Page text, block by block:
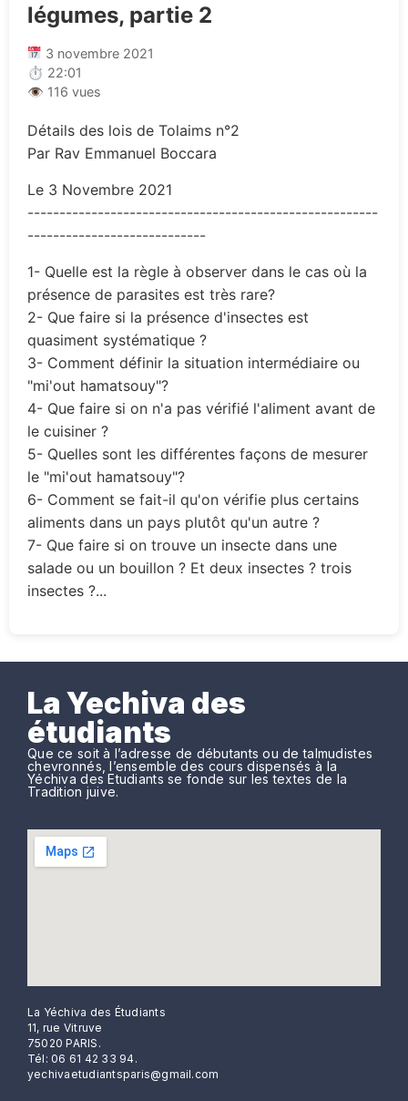
légumes, partie 2
3 novembre 2021
⏱ 22:01
👁 116 vues
Détails des lois de Tolaims n°2
Par Rav Emmanuel Boccara
Le 3 Novembre 2021
-------------------------------------------------------
----------------------------
1- Quelle est la règle à observer dans le cas où la
présence de parasites est très rare?
2- Que faire si la présence d'insectes est
quasiment systématique ?
3- Comment définir la situation intermédiaire ou
"mi'out hamatsouy"?
4- Que faire si on n'a pas vérifié l'aliment avant de
le cuisiner ?
5- Quelles sont les différentes façons de mesurer
le "mi'out hamatsouy"?
6- Comment se fait-il qu'on vérifie plus certains
aliments dans un pays plutôt qu'un autre ?
7- Que faire si on trouve un insecte dans une
salade ou un bouillon ? Et deux insectes ? trois
insectes ?...
La Yechiva des
étudiants
Que ce soit à l’adresse de débutants ou de talmudistes
chevronnés, l’ensemble des cours dispensés à la
Yéchiva des Etudiants se fonde sur les textes de la
Tradition juive.
La Yéchiva des Étudiants
11, rue Vitruve
75020 PARIS.
Tél: 06 61 42 33 94.
yechivaetudiantsparis@gmail.com